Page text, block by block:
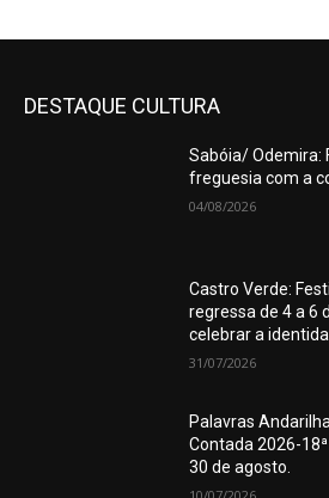
DESTAQUE CULTURA
Sabóia/ Odemira:
freguesia com a
04/08/2026
Castro Verde:
regressa de 4 a 6
celebrar a
31/07/2026
Palavras
Contada 2026-
30 de agosto.